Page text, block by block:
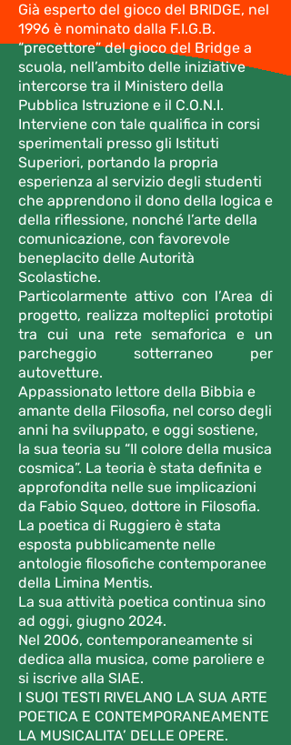
Già esperto del gioco del BRIDGE, nel
1996 è nominato dalla F.I.G.B.
“precettore” del gioco del Bridge a
scuola, nell’ambito delle iniziative
intercorse tra il Ministero della
Pubblica Istruzione e il C.O.N.I.
Interviene con tale qualifica in corsi
sperimentali presso gli Istituti
Superiori, portando la propria
esperienza al servizio degli studenti
che apprendono il dono della logica e
della riflessione, nonché l’arte della
comunicazione, con favorevole
beneplacito delle Autorità
Scolastiche.
Particolarmente attivo con l’Area di
progetto, realizza molteplici prototipi
tra cui una rete semaforica e un
parcheggio sotterraneo per
autovetture.
Appassionato lettore della Bibbia e
amante della Filosofia, nel corso degli
anni ha sviluppato, e oggi sostiene,
la sua teoria su “Il colore della musica
cosmica”. La teoria è stata definita e
approfondita nelle sue implicazioni
da Fabio Squeo, dottore in Filosofia.
La poetica di Ruggiero è stata
esposta pubblicamente nelle
antologie filosofiche contemporanee
della Limina Mentis.
La sua attività poetica continua sino
ad oggi, giugno 2024.
Nel 2006, contemporaneamente si
dedica alla musica, come paroliere e
si iscrive alla SIAE.
I SUOI TESTI RIVELANO LA SUA ARTE
POETICA E CONTEMPORANEAMENTE
LA MUSICALITA’ DELLE OPERE.